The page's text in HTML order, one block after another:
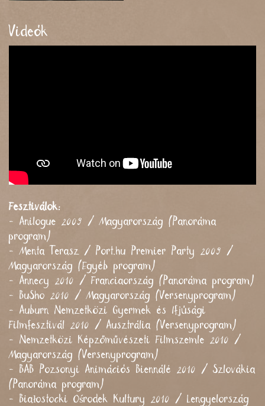
Videók
Fesztiválok:
- Anilogue 2009 / Magyarország (Panoráma
program)
- Menta Terasz / Port.hu Premier Party 2009 /
Magyarország (Egyéb program)
- Annecy 2010 / Franciaország (Panoráma program)
- BuSho 2010 / Magyarország (Versenyprogram)
- Auburn Nemzetközi Gyermek és Ifjúsági
Filmfesztivál 2010 / Ausztrália (Versenyprogram)
- Nemzetközi Képzőművészeti Filmszemle 2010 /
Magyarország (Versenyprogram)
- BAB Pozsonyi Animációs Biennálé 2010 / Szlovákia
(Panoráma program)
- Białostocki Ośrodek Kultury 2010 / Lengyelország